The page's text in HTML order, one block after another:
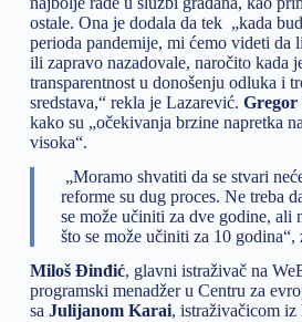
ostale. Ona je dodala da tek „kada
perioda pandemije, mi ćemo videti da
ili zapravo nazadovale, naročito kada
transparentnost u donošenju odluka i
sredstava,“ rekla je Lazarević.
kako su „očekivanja brzine napretka
visoka“.
„Moramo shvatiti da se stvari
reforme su dug proces. Ne treba
se može učiniti za dve godine, ali
što se može učiniti za 10
Miloš Đinđić, glavni istraživač na
programski menadžer u Centru za
sa Julijanom Karai, istraživačicom iz